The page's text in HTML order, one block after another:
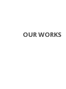
OUR WORKS